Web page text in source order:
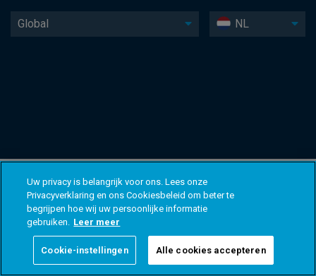
Global NL
Uw privacy is belangrijk voor ons. Lees onze
Privacyverklaring en ons Cookiesbeleid om beter te
begrijpen hoe wij uw persoonlijke informatie
gebruiken. Leer meer
Cookie-instellingen Alle cookies accepteren